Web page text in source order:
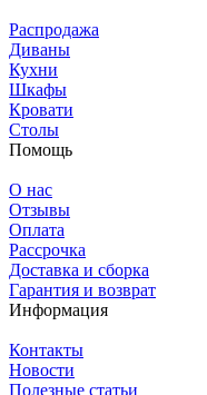
Распродажа
Диваны
Кухни
Шкафы
Кровати
Столы
Помощь
О нас
Отзывы
Оплата
Рассрочка
Доставка и сборка
Гарантия и возврат
Информация
Контакты
Новости
Полезные статьи